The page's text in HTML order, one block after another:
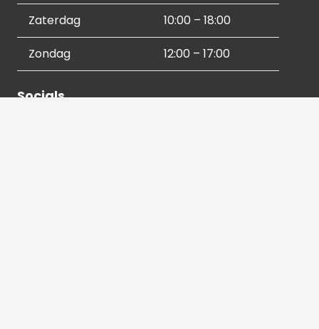
Zaterdag 10:00 – 18:00
Zondag 12:00 – 17:00
Socials